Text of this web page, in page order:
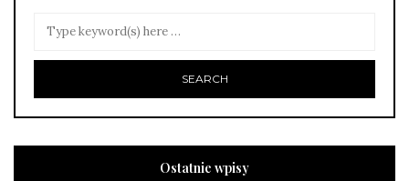
Ostatnie wpisy